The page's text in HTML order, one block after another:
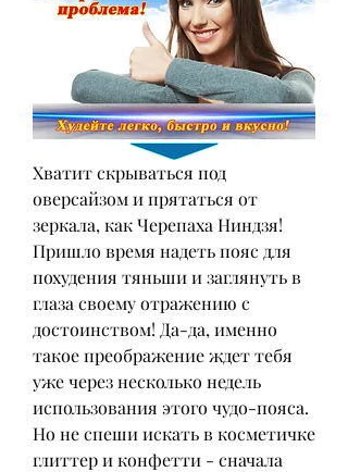
Хватит скрываться под
оверсайзом и прятаться от
зеркала, как Черепаха Ниндзя!
Пришло время надеть пояс для
похудения тяньши и заглянуть в
глаза своему отражению с
достоинством! Да-да, именно
такое преображение ждет тебя
уже через несколько недель
использования этого чудо-пояса.
Но не спеши искать в косметичке
глиттер и конфетти - сначала